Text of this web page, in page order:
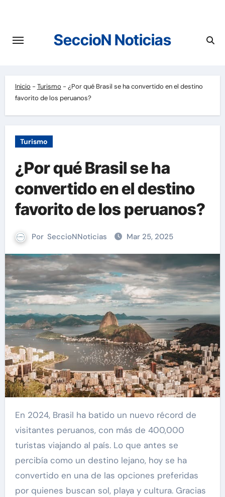
contenido
SeccioN Noticias
Inicio - Turismo - ¿Por qué Brasil se ha convertido en el destino
favorito de los peruanos?
Turismo
¿Por qué Brasil se ha
convertido en el destino
favorito de los peruanos?
Por SeccioNNoticias Mar 25, 2025
En 2024, Brasil ha batido un nuevo récord de
visitantes peruanos, con más de 400,000
turistas viajando al país. Lo que antes se
percibía como un destino lejano, hoy se ha
convertido en una de las opciones preferidas
por quienes buscan sol, playa y cultura. Gracias